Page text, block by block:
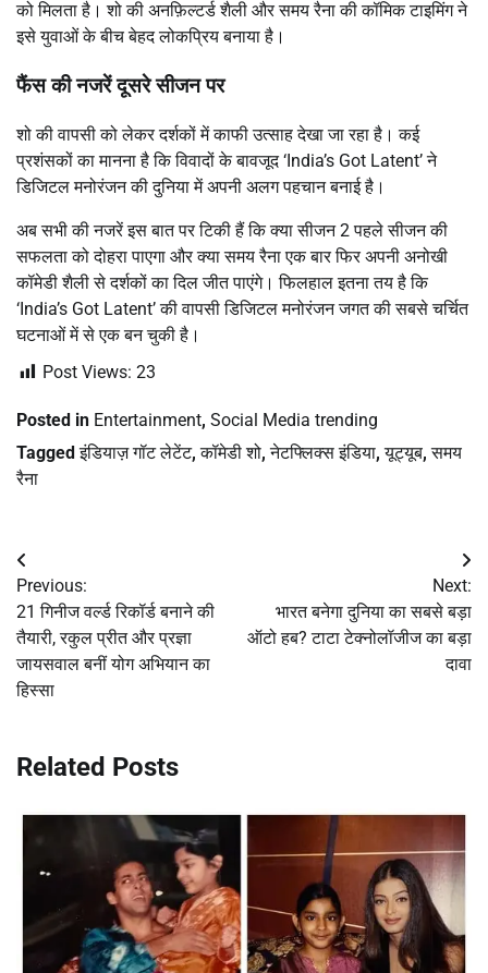
को मिलता है। शो की अनफ़िल्टर्ड शैली और समय रैना की कॉमिक टाइमिंग ने
इसे युवाओं के बीच बेहद लोकप्रिय बनाया है।
फैंस की नजरें दूसरे सीजन पर
शो की वापसी को लेकर दर्शकों में काफी उत्साह देखा जा रहा है। कई
प्रशंसकों का मानना है कि विवादों के बावजूद ‘India’s Got Latent’ ने
डिजिटल मनोरंजन की दुनिया में अपनी अलग पहचान बनाई है।
अब सभी की नजरें इस बात पर टिकी हैं कि क्या सीजन 2 पहले सीजन की
सफलता को दोहरा पाएगा और क्या समय रैना एक बार फिर अपनी अनोखी
कॉमेडी शैली से दर्शकों का दिल जीत पाएंगे। फिलहाल इतना तय है कि
‘India’s Got Latent’ की वापसी डिजिटल मनोरंजन जगत की सबसे चर्चित
घटनाओं में से एक बन चुकी है।
Post Views: 23
Posted in Entertainment, Social Media trending
Taggedइंडियाज़ गॉट लेटेंट,कॉमेडी शो,नेटफ्लिक्स इंडिया,यूट्यूब,समय
रैना
Post
navigation
Previous:
21 गिनीज वर्ल्ड रिकॉर्ड बनाने की
तैयारी, रकुल प्रीत और प्रज्ञा
जायसवाल बनीं योग अभियान का
हिस्सा
Next:
भारत बनेगा दुनिया का सबसे बड़ा
ऑटो हब? टाटा टेक्नोलॉजीज का बड़ा
दावा
Related Posts